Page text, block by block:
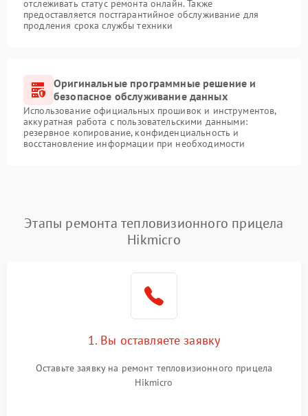
отслеживать статус ремонта онлайн. Также
предоставляется постгарантийное обслуживание для
продления срока службы техники
Оригинальные программные решение и
безопасное обслуживание данных
Использование официальных прошивок и инструментов,
аккуратная работа с пользовательскими данными:
резервное копирование, конфиденциальность и
восстановление информации при необходимости
Этапы ремонта тепловизионного прицела
Hikmicro
1. Вы оставляете заявку
Оставьте заявку на ремонт тепловизионного прицела
Hikmicro